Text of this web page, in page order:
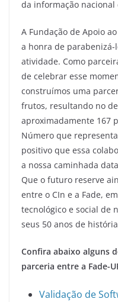
da informação
A Fundação de Apoio
a honra de
atividade. Como
de celebrar esse
construímos uma
frutos, resultando no
aproximadamente 167
Número que
positivo que essa
a nossa caminhada
Que o futuro reserve
entre o CIn e a Fade,
tecnológico e social de
seus 50 anos de
Confira abaixo alguns
parceria entre a Fade-
Validação de